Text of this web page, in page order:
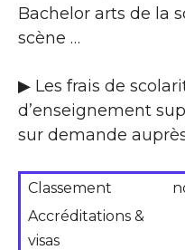
Bachelor arts de la
scène …
▶ Les frais de
d’enseignement
sur demande
Classement
Accréditations &
visas